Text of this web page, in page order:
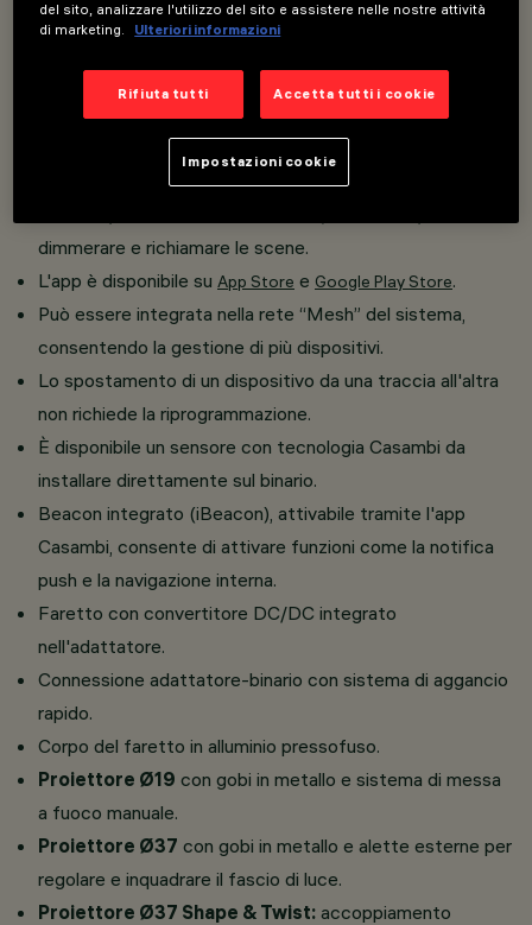
La tecnologia integrata Casambi consente il controllo
indipendente di ogni modulo luminoso inserito nel binario.
Il dispositivo può essere controllato tramite l'app
dimmerare e richiamare le scene.
L'app è disponibile su App Store e Google Play Store.
Può essere integrata nella rete “Mesh” del sistema,
consentendo la gestione di più dispositivi.
Lo spostamento di un dispositivo da una traccia all'altra
non richiede la riprogrammazione.
È disponibile un sensore con tecnologia Casambi da
installare direttamente sul binario.
Beacon integrato (iBeacon), attivabile tramite l'app
Casambi, consente di attivare funzioni come la notifica
push e la navigazione interna.
Faretto con convertitore DC/DC integrato
nell'adattatore.
Connessione adattatore-binario con sistema di aggancio
rapido.
Corpo del faretto in alluminio pressofuso.
Proiettore Ø19 con gobi in metallo e sistema di messa
a fuoco manuale.
Proiettore Ø37 con gobi in metallo e alette esterne per
regolare e inquadrare il fascio di luce.
Proiettore Ø37 Shape & Twist: accoppiamento
del sito, analizzare l'utilizzo del sito e assistere nelle nostre attività
di marketing.
Ulteriori informazioni
Rifiuta tutti Accetta tutti i cookie
Impostazioni cookie